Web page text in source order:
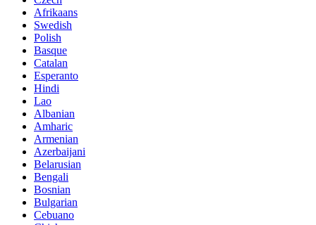
Afrikaans
Swedish
Polish
Basque
Catalan
Esperanto
Hindi
Lao
Albanian
Amharic
Armenian
Azerbaijani
Belarusian
Bengali
Bosnian
Bulgarian
Cebuano